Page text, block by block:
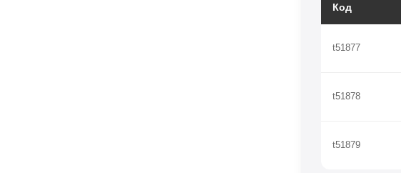
Код
t51877
t51878
t51879